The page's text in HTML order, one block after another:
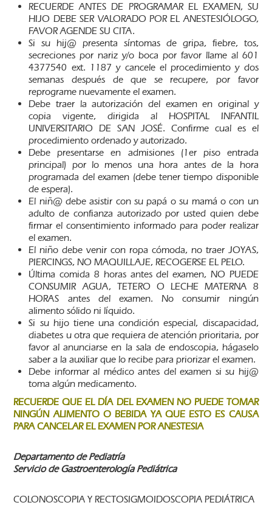
RECUERDE ANTES DE PROGRAMAR EL EXAMEN, SU
HIJO DEBE SER VALORADO POR EL ANESTESIÓLOGO,
FAVOR AGENDE SU CITA.
Si su hij@ presenta síntomas de gripa, fiebre, tos,
secreciones por nariz y/o boca por favor llame al 601
4377540 ext. 1187 y cancele el procedimiento y dos
semanas después de que se recupere, por favor
reprograme nuevamente el examen.
Debe traer la autorización del examen en original y
copia vigente, dirigida al HOSPITAL INFANTIL
UNIVERSITARIO DE SAN JOSÉ. Confirme cual es el
procedimiento ordenado y autorizado.
Debe presentarse en admisiones (1er piso entrada
principal) por lo menos una hora antes de la hora
programada del examen (debe tener tiempo disponible
de espera).
El niñ@ debe asistir con su papá o su mamá o con un
adulto de confianza autorizado por usted quien debe
firmar el consentimiento informado para poder realizar
el examen.
El niño debe venir con ropa cómoda, no traer JOYAS,
PIERCINGS, NO MAQUILLAJE, RECOGERSE EL PELO.
Última comida 8 horas antes del examen, NO PUEDE
CONSUMIR AGUA, TETERO O LECHE MATERNA 8
HORAS antes del examen. No consumir ningún
alimento sólido ni líquido.
Si su hijo tiene una condición especial, discapacidad,
diabetes u otra que requiera de atención prioritaria, por
favor al anunciarse en la sala de endoscopia, hágaselo
saber a la auxiliar que lo recibe para priorizar el examen.
Debe informar al médico antes del examen si su hij@
toma algún medicamento.
RECUERDE QUE EL DÍA DEL EXAMEN NO PUEDE TOMAR
NINGÚN ALIMENTO O BEBIDA YA QUE ESTO ES CAUSA
PARA CANCELAR EL EXAMEN POR ANESTESIA
Departamento de Pediatría
Servicio de Gastroenterología Pediátrica
COLONOSCOPIA Y RECTOSIGMOIDOSCOPIA PEDIÁTRICA